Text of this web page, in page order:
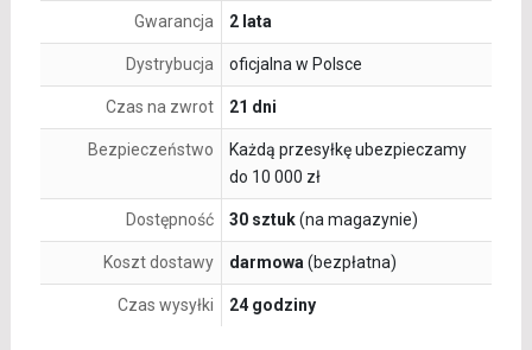
Gwarancja 2 lata
Dystrybucja oficjalna w Polsce
Czas na zwrot 21 dni
Bezpieczeństwo
Każdą przesyłkę ubezpieczamy
do 10 000 zł
Dostępność 30 sztuk(na magazynie)
Koszt dostawy darmowa (bezpłatna)
Czas wysyłki 24 godziny